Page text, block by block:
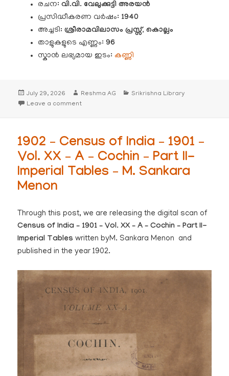
രചന:വി.വി. വേലുക്കുട്ടി അരയൻ
പ്രസിദ്ധീകരണ വർഷം: 1940
അച്ചടി: ശ്രീരാമവിലാസം പ്രസ്സ്, കൊല്ലം
താളുകളുടെ എണ്ണം: 96
സ്കാൻ ലഭ്യമായ ഇടം: കണ്ണി
Posted
on
July 29, 2026 Author
Reshma AG Categories
Srikrishna Library
Leave a commenton 1940 – ശ്രീ ചൈത്രബുദ്ധൻ അഥവാ
1902 – Census of India – 1901 –
Vol. XX – A – Cochin – Part II-
Imperial Tables – M. Sankara
Menon
Through this post, we are releasing the digital scan of
Census of India – 1901 – Vol. XX – A – Cochin – Part II-
Imperial Tableswritten byM. Sankara Menon
and
published in the year 1902.